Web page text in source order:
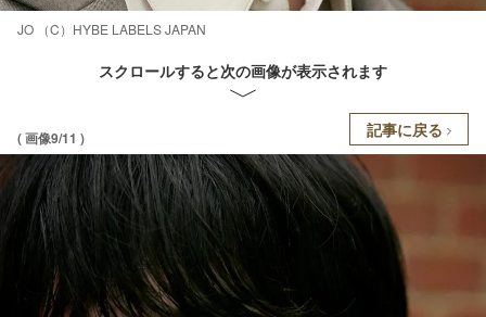
JO （C）HYBE LABELS JAPAN
スクロールすると次の画像が表示されます
( 画像9/11 ) 記事に戻る